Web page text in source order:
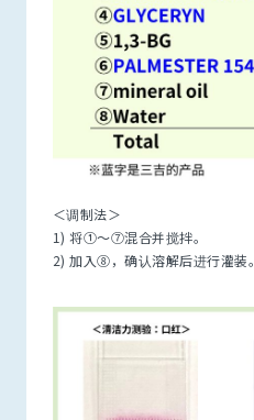
＜调制法＞
1) 将①～⑦混合并搅拌。
2) 加入⑧，确认溶解后进行灌装。